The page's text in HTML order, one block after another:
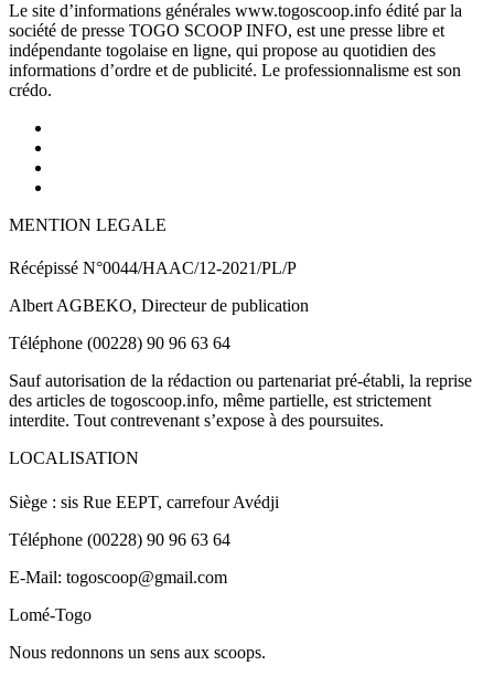
Le site d’informations générales www.togoscoop.info édité par la
société de presse TOGO SCOOP INFO, est une presse libre et
indépendante togolaise en ligne, qui propose au quotidien des
informations d’ordre et de publicité. Le professionnalisme est son
crédo.
MENTION LEGALE
Récépissé N°0044/HAAC/12-2021/PL/P
Albert AGBEKO, Directeur de publication
Téléphone (00228) 90 96 63 64
Sauf autorisation de la rédaction ou partenariat pré-établi, la reprise
des articles de togoscoop.info, même partielle, est strictement
interdite. Tout contrevenant s’expose à des poursuites.
LOCALISATION
Siège : sis Rue EEPT, carrefour Avédji
Téléphone (00228) 90 96 63 64
E-Mail: togoscoop@gmail.com
Lomé-Togo
Nous redonnons un sens aux scoops.